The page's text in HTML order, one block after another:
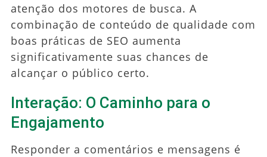
atenção dos motores de busca. A
combinação de conteúdo de qualidade com
boas práticas de SEO aumenta
significativamente suas chances de
alcançar o público certo.
Interação: O Caminho para o
Engajamento
Responder a comentários e mensagens é